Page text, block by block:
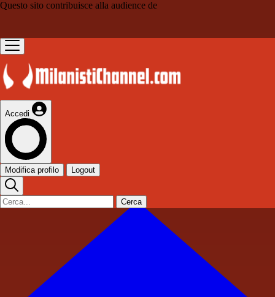
Questo sito contribuisce alla audience de
Accedi
Modifica profilo Logout
Cerca